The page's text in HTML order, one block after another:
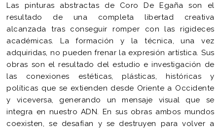
Las pinturas abstractas de Coro De Egaña son el
resultado de una completa libertad creativa
alcanzada tras conseguir romper con las rigideces
académicas. La formación y la técnica, una vez
adquiridas, no pueden frenar la expresión artística. Sus
obras son el resultado del estudio e investigación de
las conexiones estéticas, plásticas, históricas y
políticas que se extienden desde Oriente a Occidente
y viceversa, generando un mensaje visual que se
integra en nuestro ADN. En sus obras ambos mundos
coexisten, se desafían y se destruyen para volver a